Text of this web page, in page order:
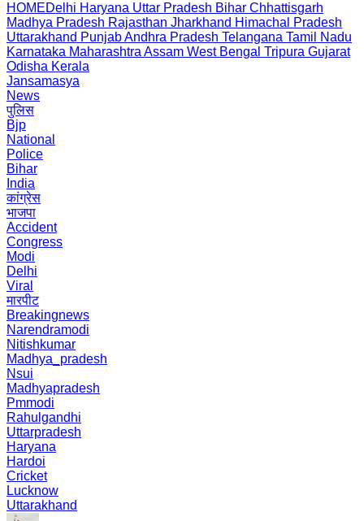
HOMEDelhi Haryana Uttar Pradesh Bihar Chhattisgarh
Madhya Pradesh Rajasthan Jharkhand Himachal Pradesh
Uttarakhand PunjabAndhra Pradesh Telangana Tamil Nadu
Karnataka Maharashtra Assam West Bengal Tripura Gujarat
Odisha Kerala
Jansamasya
News
पुलिस
Bjp
National
Police
Bihar
India
कांग्रेस
भाजपा
Accident
Congress
Modi
Delhi
Viral
मारपीट
Breakingnews
Narendramodi
Nitishkumar
Madhya_pradesh
Nsui
Madhyapradesh
Pmmodi
Rahulgandhi
Uttarpradesh
Haryana
Hardoi
Cricket
Lucknow
Uttarakhand